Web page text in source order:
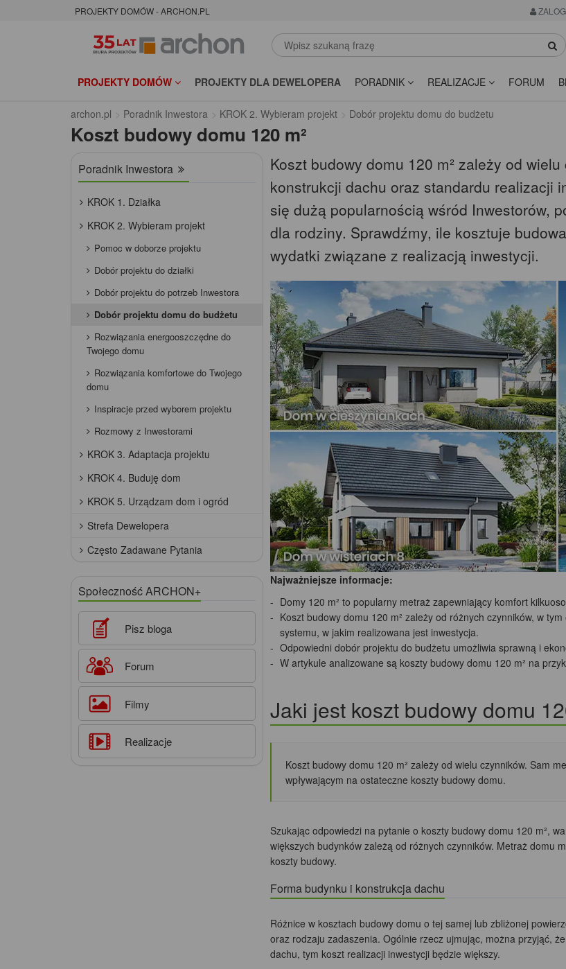
PROJEKTY DOMÓW - ARCHON.PL
PROJEKTY DOMÓW PROJEKTY DLA DEWELOPERA PORADNIK REALIZACJE FORUM
archon.pl Poradnik Inwestora KROK 2. Wybieram projekt Dobór projektu domu do budżetu
Koszt budowy domu 120 m²
Koszt budowy domu 120 m² zależy od
konstrukcji dachu oraz standardu realizacji
się dużą popularnością wśród Inwestorów,
dla rodziny. Sprawdźmy, ile kosztuje
wydatki związane z realizacją inwestycji.
Najważniejsze informacje:
Domy 120 m² to popularny metraż zapewniający komfort
Koszt budowy domu 120 m² zależy od różnych czynników, w
systemu, w jakim realizowana jest inwestycja.
Odpowiedni dobór projektu do budżetu umożliwia sprawną i
W artykule analizowane są koszty budowy domu 120 m² na
Jaki jest koszt budowy domu
Koszt budowy domu 120 m² zależy od wielu czynników. Sam
wpływającym na ostateczne koszty budowy domu.
Szukając odpowiedzi na pytanie o koszty budowy domu 120 m²,
większych budynków zależą od różnych czynników. Metraż domu
koszty budowy.
Forma budynku i konstrukcja dachu
Różnice w kosztach budowy domu o tej samej lub zbliżonej
oraz rodzaju zadaszenia. Ogólnie rzecz ujmując, można przyjąć,
dachu, tym koszt realizacji inwestycji będzie większy.
Poradnik Inwestora
KROK 1. Działka
KROK 2. Wybieram projekt
Pomoc w doborze projektu
Dobór projektu do działki
Dobór projektu do potrzeb Inwestora
Dobór projektu domu do budżetu
Rozwiązania energooszczędne do
Twojego domu
Rozwiązania komfortowe do Twojego
domu
Inspiracje przed wyborem projektu
Rozmowy z Inwestorami
KROK 3. Adaptacja projektu
KROK 4. Buduję dom
KROK 5. Urządzam dom i ogród
Strefa Dewelopera
Często Zadawane Pytania
Społeczność ARCHON+
Pisz bloga
Forum
Filmy
Realizacje